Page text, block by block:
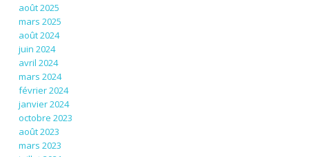
août 2025
mars 2025
août 2024
juin 2024
avril 2024
mars 2024
février 2024
janvier 2024
octobre 2023
août 2023
mars 2023